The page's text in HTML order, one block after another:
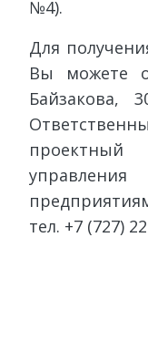
№4).
Для
Вы можете
Байзакова,
проектный
тел. +7 (727)